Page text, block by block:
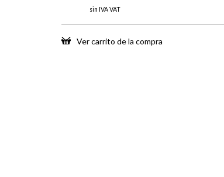
sin IVA VAT
Ver carrito de la compra